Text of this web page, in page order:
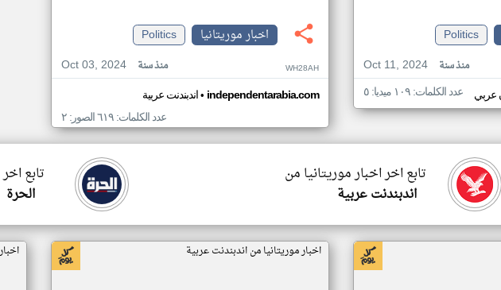
Politics
Oct 11, 2024
منذ سنة
عربي عدد الكلمات: ١٠٩ ميديا: ٥
اخبار موريتانيا
Politics
Oct 03, 2024
منذ سنة WH28AH
اندبندنت عربية• independentarabia.com
عدد الكلمات: ٦١٩ الصور: ٢
تابع
الحرة
تابع اخر اخبار موريتانيا من
اندبندنت عربية
اخبار موريتانيا من اندبندنت عربية